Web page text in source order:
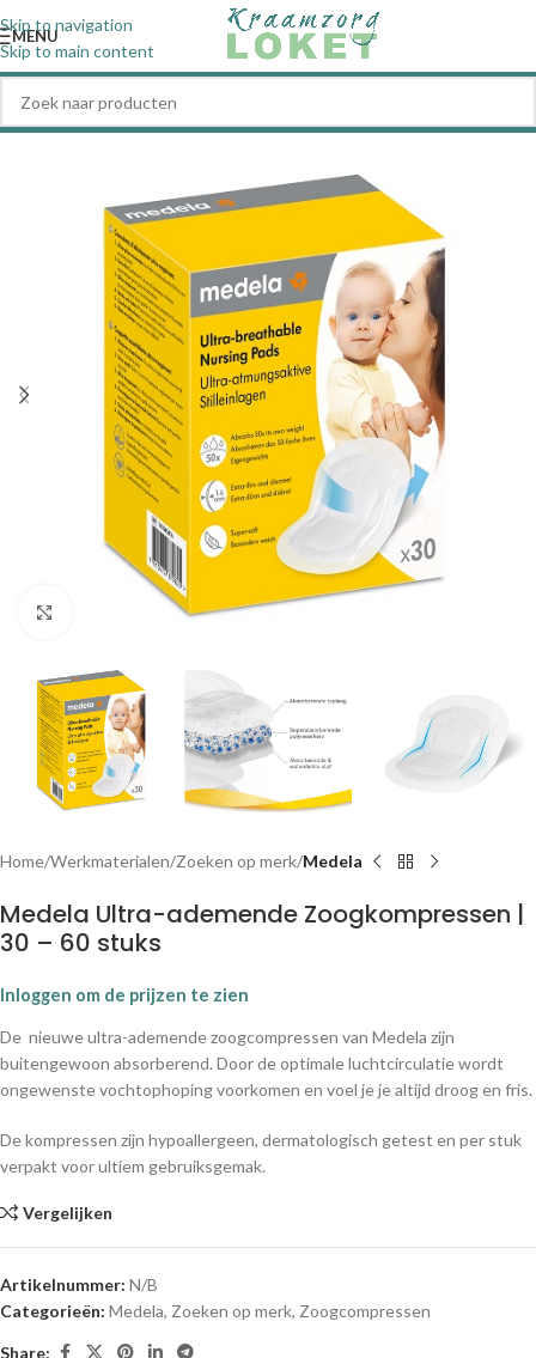
Skip to navigation
Skip to main content
MENU
Klik om te vergroten
Home Werkmaterialen Zoeken op merk Medela
Medela Ultra-ademende Zoogkompressen |
30 – 60 stuks
Inloggen om de prijzen te zien
De nieuwe ultra-ademende zoogcompressen van Medela zijn
buitengewoon absorberend. Door de optimale luchtcirculatie wordt
ongewenste vochtophoping voorkomen en voel je je altijd droog en fris.
De kompressen zijn hypoallergeen, dermatologisch getest en per stuk
verpakt voor ultiem gebruiksgemak.
Vergelijken
Artikelnummer: N/B
Categorieën: Medela, Zoeken op merk, Zoogcompressen
Share: